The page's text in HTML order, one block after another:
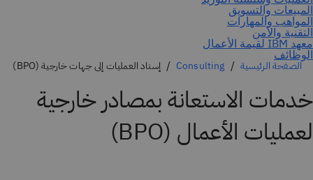
الصفحة الرئيسية Consulting إسناد العمليات إلى جهات خارجية (BPO)
خدمات الاستعانة بمصادر خارجية
لعمليات الأعمال (BPO)